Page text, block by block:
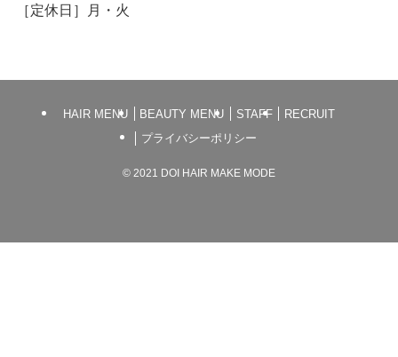
［定休日］月・火
HAIR MENU BEAUTY MENU STAFF
RECRUIT
プライバシーポリシー
© 2021 DOI HAIR MAKE MODE